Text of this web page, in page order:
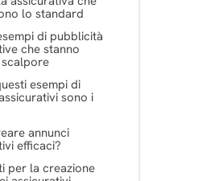
lo standard
di pubblicità
che stanno
esempi di
sono i
annunci
efficaci?
per la creazione